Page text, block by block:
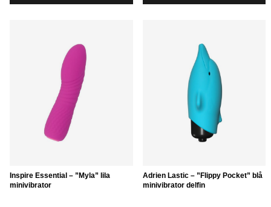
Inspire Essential – ”Myla” lila
minivibrator
Adrien Lastic – ”Flippy Pocket” blå
minivibrator delfin